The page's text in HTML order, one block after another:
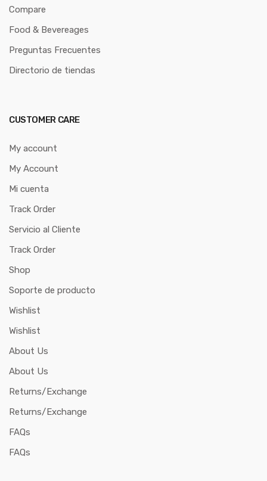
Compare
Food & Bevereages
Preguntas Frecuentes
Directorio de tiendas
CUSTOMER CARE
My account
My Account
Mi cuenta
Track Order
Servicio al Cliente
Track Order
Shop
Soporte de producto
Wishlist
Wishlist
About Us
About Us
Returns/Exchange
Returns/Exchange
FAQs
FAQs